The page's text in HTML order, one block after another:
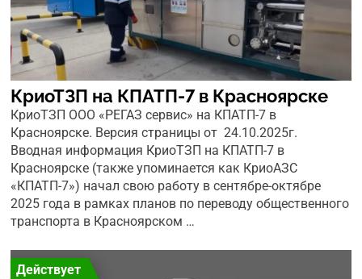
КриоТЗП на КПАТП-7 в Красноярске
КриоТЗП ООО «РЕГАЗ сервис» на КПАТП-7 в
Красноярске. Версия страницы от 24.10.2025г.
Вводная информация КриоТЗП на КПАТП-7 в
Красноярске (также упоминается как КриоАЗС
«КПАТП-7») начал свою работу в сентябре-октябре
2025 года в рамках планов по переводу общественного
транспорта в Красноярском …
Действует